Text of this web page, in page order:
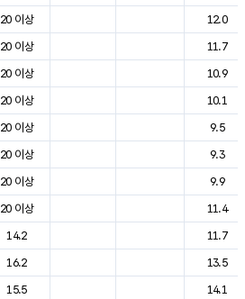
20 이상
12.0
20 이상
11.7
20 이상
10.9
20 이상
10.1
20 이상
9.5
20 이상
9.3
20 이상
9.9
20 이상
11.4
14.2
11.7
16.2
13.5
15.5
14.1